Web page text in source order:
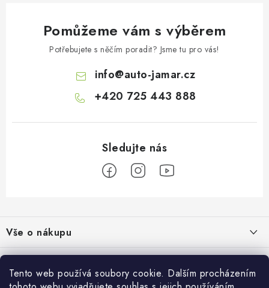
Tento web používá soubory cookie. Dalším procházením
Pomůžeme vám s výběrem
Potřebujete s něčím poradit? Jsme tu pro vás!
info@auto-jamar.cz
+420 725 443 888
p
a
Vše o nákupu
Doprava a platba
Vrácení a výměna